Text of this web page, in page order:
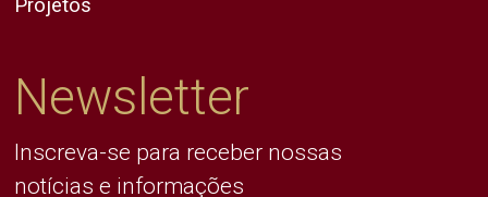
Projetos
Newsletter
Inscreva-se para receber nossas
notícias e informações